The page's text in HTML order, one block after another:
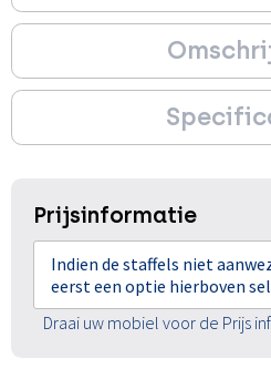
Prijsinformatie
Indien de staffels niet
eerst een optie hierboven
Draai uw mobiel voor de Prijs